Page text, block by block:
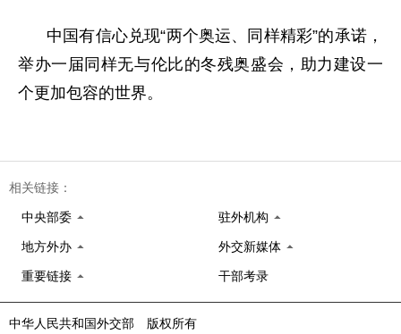
中国有信心兑现“两个奥运、同样精彩”的承诺，
举办一届同样无与伦比的冬残奥盛会，助力建设一
个更加包容的世界。
相关链接：
中央部委 驻外机构
地方外办 外交新媒体
重要链接 干部考录
中华人民共和国外交部 版权所有